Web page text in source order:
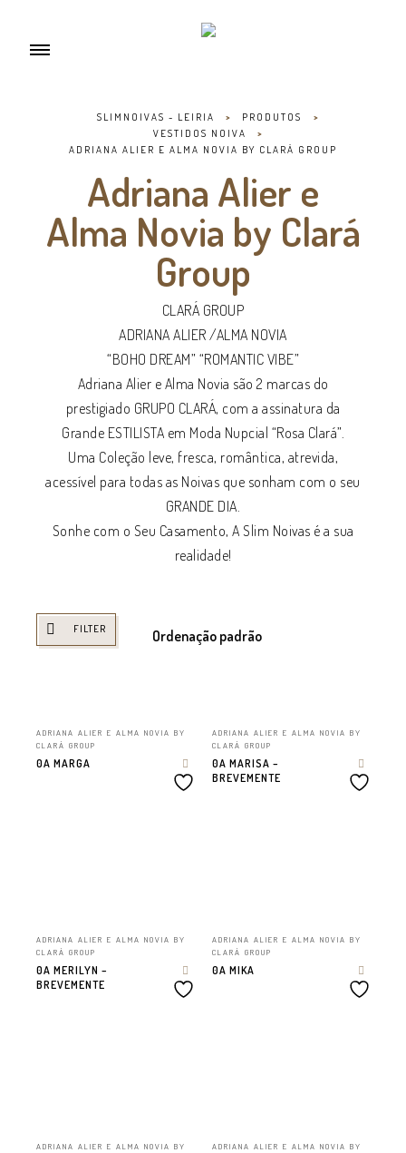
SLIMNOIVAS - LEIRIA > PRODUTOS
>
VESTIDOS NOIVA
>
ADRIANA ALIER E ALMA NOVIA BY CLARÁ GROUP
Adriana Alier e
Alma Novia by Clará
Group
CLARÁ GROUP
ADRIANA ALIER /ALMA NOVIA
“BOHO DREAM” “ROMANTIC VIBE”
Adriana Alier e Alma Novia são 2 marcas do
prestigiado GRUPO CLARÁ, com a assinatura da
Grande ESTILISTA em Moda Nupcial “Rosa Clará”.
Uma Coleção leve, fresca, romântica, atrevida,
acessível para todas as Noivas que sonham com o seu
GRANDE DIA.
Sonhe com o Seu Casamento, A Slim Noivas é a sua
realidade!
FILTER
ADRIANA ALIER E ALMA NOVIA BY
CLARÁ GROUP
0A MARGA
ADRIANA ALIER E ALMA NOVIA BY
CLARÁ GROUP
0A MARISA –
BREVEMENTE
ADRIANA ALIER E ALMA NOVIA BY
CLARÁ GROUP
0A MERILYN –
BREVEMENTE
ADRIANA ALIER E ALMA NOVIA BY
CLARÁ GROUP
0A MIKA
ADRIANA ALIER E ALMA NOVIA BY
ADRIANA ALIER E ALMA NOVIA BY